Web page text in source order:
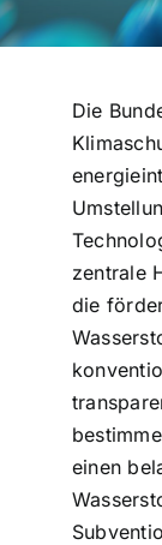
Die
zentrale
die
einen